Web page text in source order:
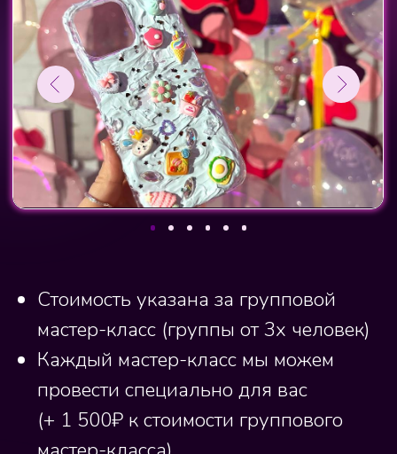
ИП Аристова Т.В.
ИНН 636702078540
Телефон:
+7 (917) 949-40-84
О студии
Мастер-классы
Арт-студия
Политика конфиденциальности